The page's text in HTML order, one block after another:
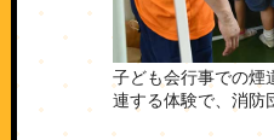
子ども会行事での煙
連する体験で、消防